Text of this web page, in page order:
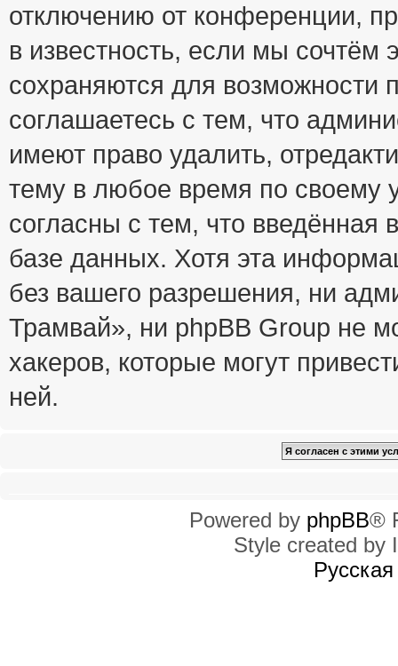
отключению от конференции,
в известность, если мы
сохраняются для возможности
соглашаетесь с тем, что
имеют право удалить,
тему в любое время по своему
согласны с тем, что
базе данных. Хотя эта
без вашего разрешения, ни
Трамвай», ни phpBB Group не
хакеров, которые могут
ней.
Powered by phpBB®
Style created by